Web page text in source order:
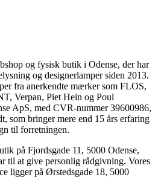
og fysisk butik i Odense, der har
og designerlamper siden 2013.
fra anerkendte mærker som FLOS,
Verpan, Piet Hein og Poul
ApS, med CVR-nummer 39600986,
som bringer mere end 15 års erfaring
til forretningen.
på Fjordsgade 11, 5000 Odense,
til at give personlig rådgivning. Vores
ligger på Ørstedsgade 18, 5000